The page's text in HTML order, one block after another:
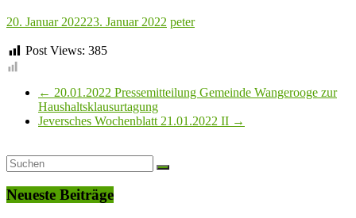
20. Januar 202223. Januar 2022 peter
Post Views: 385
← 20.01.2022 Pressemitteilung Gemeinde Wangerooge zur
Haushaltsklausurtagung
Jeversches Wochenblatt 21.01.2022 II →
Neueste Beiträge